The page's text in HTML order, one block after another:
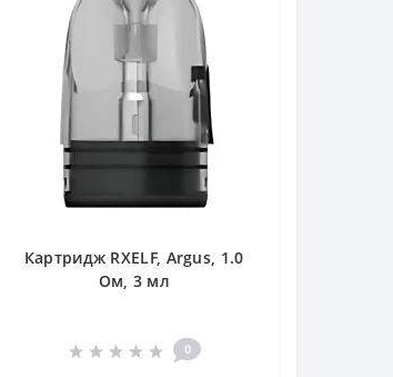
Картридж RXELF, Argus, 1.0
Ом, 3 мл
0